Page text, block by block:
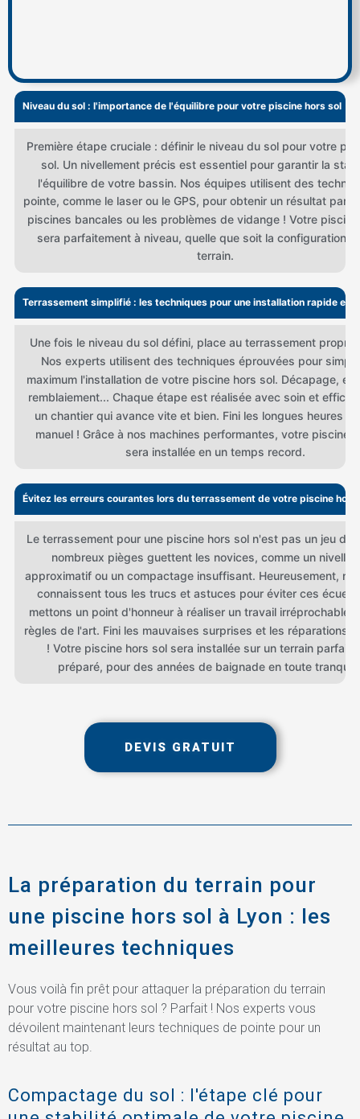
Niveau du sol : l'importance de l'équilibre pour votre piscine hors sol
Première étape cruciale : définir le niveau du sol pour votre
sol. Un nivellement précis est essentiel pour garantir la
l'équilibre de votre bassin. Nos équipes utilisent des
pointe, comme le laser ou le GPS, pour obtenir un résultat
piscines bancales ou les problèmes de vidange ! Votre
sera parfaitement à niveau, quelle que soit la configuration
terrain.
Terrassement simplifié : les techniques pour une installation rapide et
Une fois le niveau du sol défini, place au terrassement
Nos experts utilisent des techniques éprouvées pour
maximum l'installation de votre piscine hors sol. Décapage,
remblaiement... Chaque étape est réalisée avec soin et
un chantier qui avance vite et bien. Fini les longues heures
manuel ! Grâce à nos machines performantes, votre piscine
sera installée en un temps record.
Évitez les erreurs courantes lors du terrassement de votre piscine hors
Le terrassement pour une piscine hors sol n'est pas un jeu
nombreux pièges guettent les novices, comme un
approximatif ou un compactage insuffisant. Heureusement,
connaissent tous les trucs et astuces pour éviter ces
mettons un point d'honneur à réaliser un travail irréprochable,
règles de l'art. Fini les mauvaises surprises et les réparations
! Votre piscine hors sol sera installée sur un terrain
préparé, pour des années de baignade en toute
DEVIS GRATUIT
La préparation du terrain pour
une piscine hors sol à Lyon : les
meilleures techniques
Vous voilà fin prêt pour attaquer la préparation du terrain
pour votre piscine hors sol ? Parfait ! Nos experts vous
dévoilent maintenant leurs techniques de pointe pour un
résultat au top.
Compactage du sol : l'étape clé pour